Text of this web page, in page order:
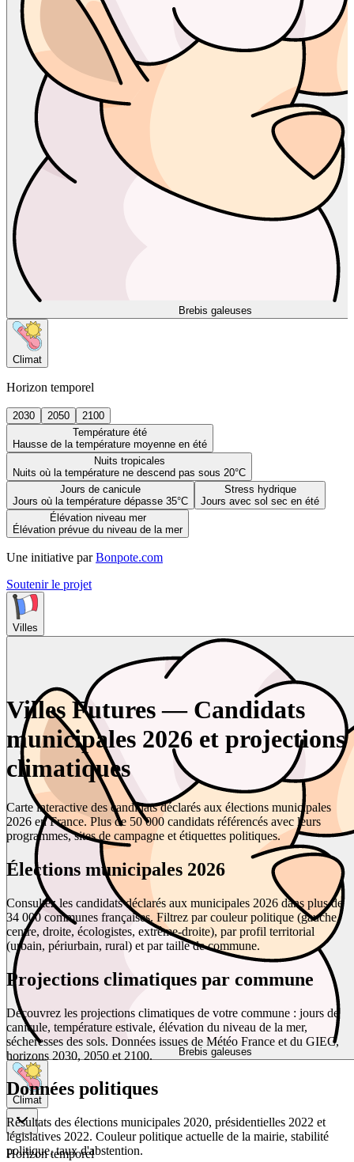
Brebis galeuses
Climat
Horizon temporel
2030 2050
2100
Température été
Hausse de la température moyenne en été
Nuits tropicales
Nuits où la température ne descend pas sous 20°C
Jours de canicule
Jours où la température dépasse 35°C
Stress hydrique
Jours avec sol sec en été
Élévation niveau mer
Élévation prévue du niveau de la mer
Une initiative par Bonpote.com
Soutenir le projet
Villes
Brebis galeuses
Climat
Horizon temporel
Villes Futures — Candidats
municipales 2026 et projections
climatiques
Carte interactive des candidats déclarés aux élections municipales
2026 en France. Plus de 50 000 candidats référencés avec leurs
programmes, sites de campagne et étiquettes politiques.
Élections municipales 2026
Consultez les candidats déclarés aux municipales 2026 dans plus de
34 000 communes françaises. Filtrez par couleur politique (gauche,
centre, droite, écologistes, extrême-droite), par profil territorial
(urbain, périurbain, rural) et par taille de commune.
Projections climatiques par commune
Découvrez les projections climatiques de votre commune : jours de
canicule, température estivale, élévation du niveau de la mer,
sécheresses des sols. Données issues de Météo France et du GIEC,
horizons 2030, 2050 et 2100.
Données politiques
Résultats des élections municipales 2020, présidentielles 2022 et
législatives 2022. Couleur politique actuelle de la mairie, stabilité
politique, taux d'abstention.